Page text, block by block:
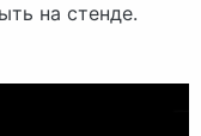
на стенде.